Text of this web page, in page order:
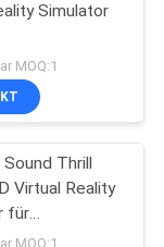
Simulator
MOQ:1
Thrill
Virtual Reality
für
MOQ:1